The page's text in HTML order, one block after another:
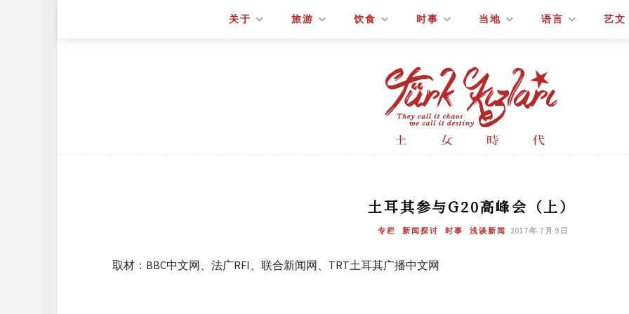
关于 旅游 饮食 时事 当地 语言 艺文
土耳其参与G20高峰会（上）
专栏 新闻探讨 时事 浅谈新闻 2017 年 7 月 9 日
取材：BBC中文网、法广RFI、联合新闻网、TRT土耳其广播中文网